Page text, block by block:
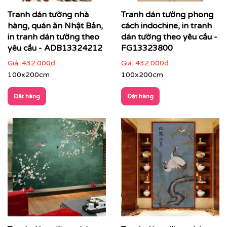
Tranh dán tường nhà
hàng, quán ăn Nhật Bản,
in tranh dán tường theo
yêu cầu - ADB13324212
Giá: 432.000đ
100x200cm
Đặt hàng
Tranh dán tường phong
cách indochine, in tranh
dán tường theo yêu cầu -
FG13323800
Giá: 432.000đ
100x200cm
Đặt hàng